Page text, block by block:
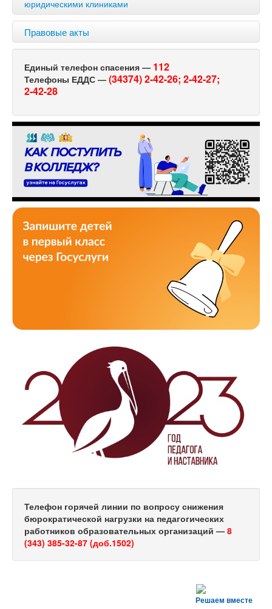
юридическими клиниками
Правовые акты
Единый телефон спасения — 112
Телефоны ЕДДС — (34374) 2-42-26; 2-42-27;
2-42-28
Телефон горячей линии по вопросу снижения
бюрократической нагрузки на педагогических
работников образовательных организаций — 8
(343) 385-32-87 (доб.1502)
Решаем вместе